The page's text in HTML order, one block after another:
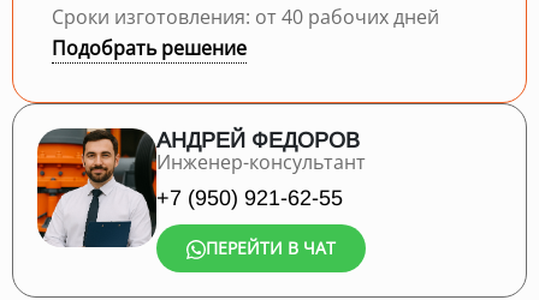
Сроки изготовления: от 40 рабочих дней
Подобрать решение
АНДРЕЙ ФЕДОРОВ
Инженер-консультант
+7 (950) 921-62-55
ПЕРЕЙТИ В ЧАТ